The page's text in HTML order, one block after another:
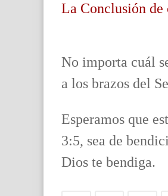
La Conclusión
No importa cuál
a los brazos del
Esperamos que
3:5, sea de
Dios te bendiga.